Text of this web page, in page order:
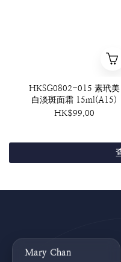
HKSG0802-015 素玳美
白淡斑面霜 15ml(A15)
HK$99.00
Mary Chan